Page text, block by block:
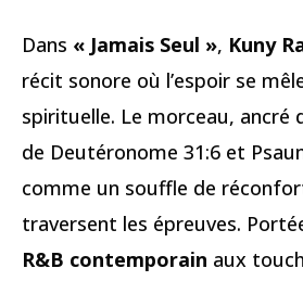
Dans « Jamais Seul », Kuny
récit sonore où l’espoir se
spirituelle. Le morceau, ancré
de Deutéronome 31:6 et
comme un souffle de
traversent les épreuves.
R&B contemporain aux